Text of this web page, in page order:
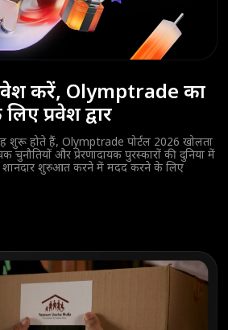
करें, Olymptrade का
प्रवेश द्वार
शुरू होते हैं, Olymptrade पोर्टल 2026 खोलता
चुनौतियों और प्रेरणादायक पुरस्कारों की दुनिया में
शुरुआत करने में मदद करने के लिए